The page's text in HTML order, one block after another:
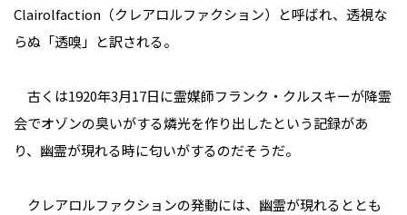
Clairolfaction（クレアロルファクション）と呼ばれ、透視な
らぬ「透嗅」と訳される。
古くは1920年3月17日に霊媒師フランク・クルスキーが降霊
会でオゾンの臭いがする燐光を作り出したという記録があ
り、幽霊が現れる時に匂いがするのだそうだ。
クレアロルファクションの発動には、幽霊が現れるととも